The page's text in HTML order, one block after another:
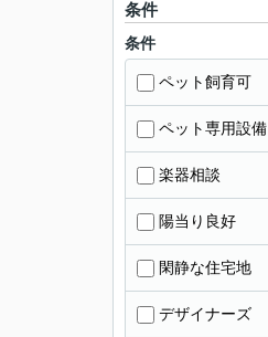
条件
条件
ペット飼育可
ペット専用設備
楽器相談
陽当り良好
閑静な住宅地
デザイナーズ